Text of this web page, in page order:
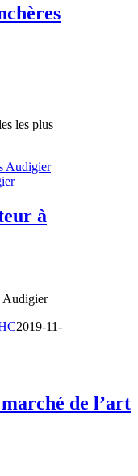
les plus
à
Audigier
2019-11-
de l’art